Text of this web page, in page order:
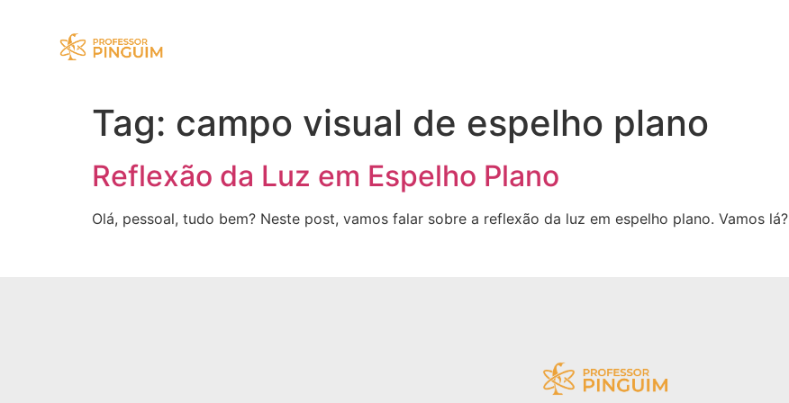
Tag: campo visual de espelho plano
Reflexão da Luz em Espelho Plano
Olá, pessoal, tudo bem? Neste post, vamos falar sobre a reflexão da luz em espelho plano. Vamos lá?